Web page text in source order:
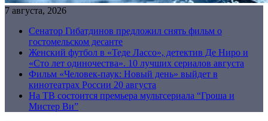
7 августа, 2026
Сенатор Гибатдинов предложил снять фильм о
гостомельском десанте
Женский футбол в «Теде Лассо», детектив Де Ниро и
«Сто лет одиночества». 10 лучших сериалов августа
Фильм «Человек-паук: Новый день» выйдет в
кинотеатрах России 20 августа
На ТВ состоится премьера мультсериала “Гроша и
Мистер Ви”